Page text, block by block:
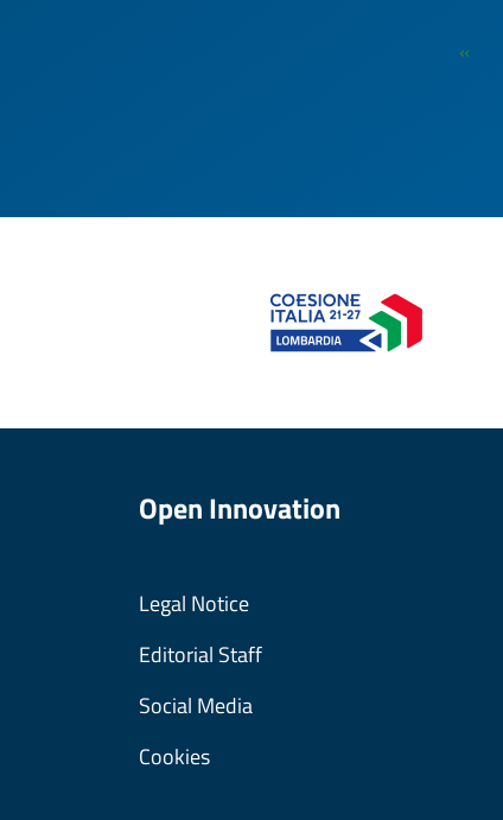
«
Open Innovation
Legal Notice
Editorial Staff
Social Media
Cookies